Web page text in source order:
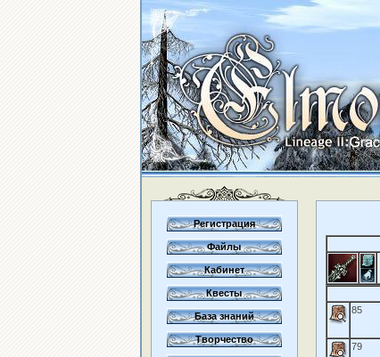
Регистрация
Файлы
Кабинет
Квесты
База знаний
Творчество
85
79